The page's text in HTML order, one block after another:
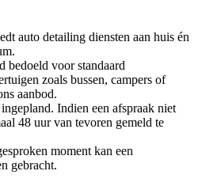
auto detailing diensten aan huis én
bedoeld voor standaard
zoals bussen, campers of
aanbod.
Indien een afspraak niet
48 uur van tevoren gemeld te
moment kan een
gebracht.